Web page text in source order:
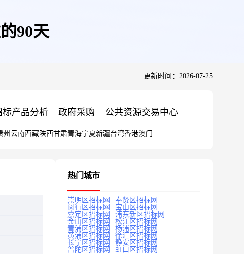
90天
更新时间：2026-07-25
标产品分析 政府采购 公共资源交易中心
州 云南西藏陕西甘肃青海宁夏新疆台湾香港澳门
热门城市
崇明区招标网
奉贤区招标网
闵行区招标网
宝山区招标网
嘉定区招标网
浦东新区招标网
金山区招标网
松江区招标网
青浦区招标网
杨浦区招标网
黄浦区招标网
徐汇区招标网
长宁区招标网
静安区招标网
普陀区招标网
虹口区招标网